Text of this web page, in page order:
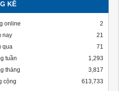
KÊ
online
2
nay
21
qua
71
tuần
1,293
tháng
3,817
cộng
613,733